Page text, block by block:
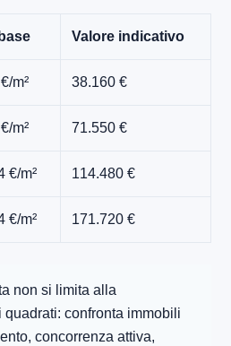
Valore indicativo
m² 38.160 €
m² 71.550 €
€/m² 114.480 €
€/m² 171.720 €
non si limita alla
confronta immobili
concorrenza attiva,